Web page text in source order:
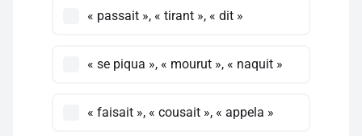
« passait », « tirant », « dit »
« se piqua », « mourut », « naquit »
« faisait », « cousait », « appela »